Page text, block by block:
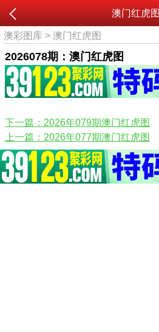
澳门红虎图
澳彩图库 >澳门红虎图
2026078期：澳门红虎图
下一篇：2026年079期澳门红虎图
上一篇：2026年077期澳门红虎图